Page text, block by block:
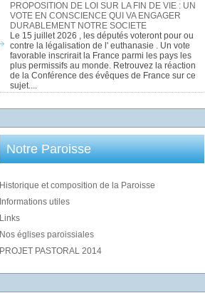
PROPOSITION DE LOI SUR LA FIN DE VIE : UN
VOTE EN CONSCIENCE QUI VA ENGAGER
DURABLEMENT NOTRE SOCIETE
Le 15 juillet 2026 , les députés voteront pour ou
contre la légalisation de l' euthanasie . Un vote
favorable inscrirait la France parmi les pays les
plus permissifs au monde. Retrouvez la réaction
de la Conférence des évêques de France sur ce
sujet....
Notre Paroisse
Historique et composition de la Paroisse
Informations utiles
Links
Nos églises paroissiales
PROJET PASTORAL 2014